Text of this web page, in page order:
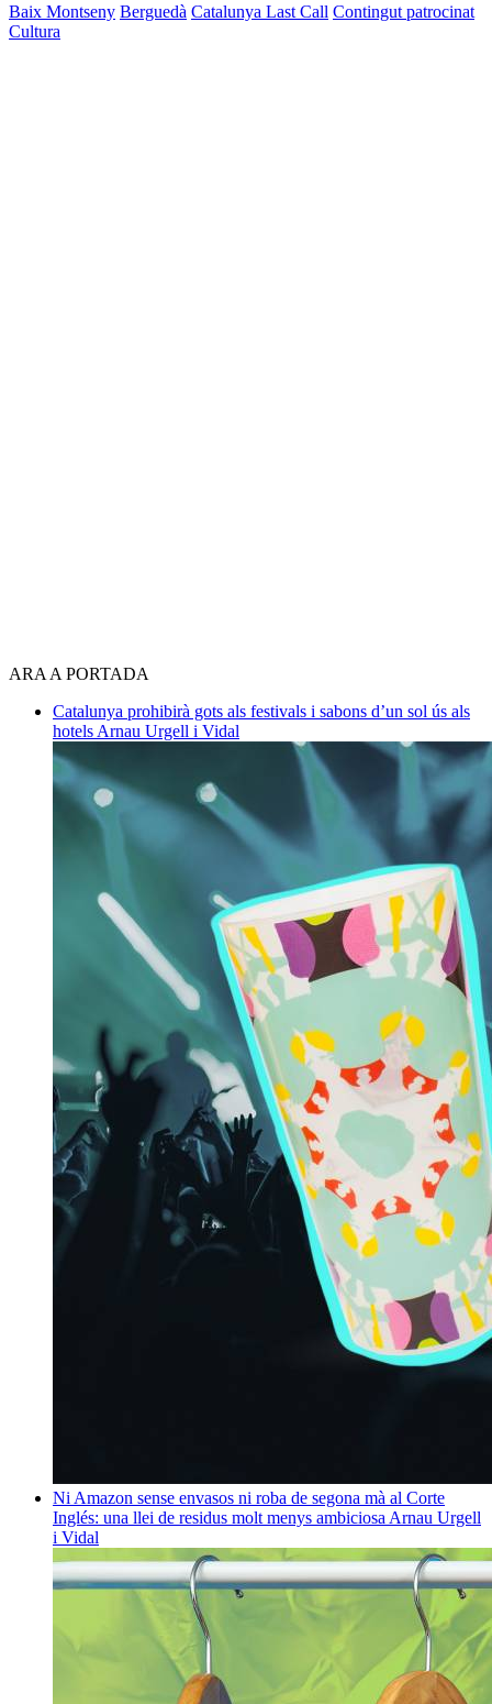
Baix Montseny Berguedà Catalunya Last Call Contingut patrocinat
Cultura
ARA A PORTADA
Catalunya prohibirà gots als festivals i sabons d’un sol ús als
hotels Arnau Urgell i Vidal
Ni Amazon sense envasos ni roba de segona mà al Corte
Inglés: una llei de residus molt menys ambiciosa Arnau Urgell
i Vidal